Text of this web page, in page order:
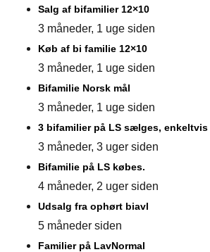
Salg af bifamilier 12×10
3 måneder, 1 uge siden
Køb af bi familie 12×10
3 måneder, 1 uge siden
Bifamilie Norsk mål
3 måneder, 1 uge siden
3 bifamilier på LS sælges, enkeltvis
3 måneder, 3 uger siden
Bifamilie på LS købes.
4 måneder, 2 uger siden
Udsalg fra ophørt biavl
5 måneder siden
Familier på LavNormal